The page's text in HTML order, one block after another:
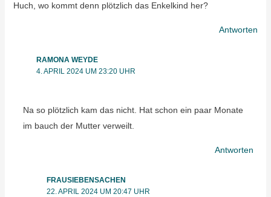
Huch, wo kommt denn plötzlich das Enkelkind her?
Antworten
RAMONA WEYDE
4. APRIL 2024 UM 23:20 UHR
Na so plötzlich kam das nicht. Hat schon ein paar Monate
im bauch der Mutter verweilt.
Antworten
FRAUSIEBENSACHEN
22. APRIL 2024 UM 20:47 UHR